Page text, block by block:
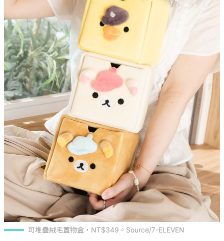
可堆疊絨毛置物盒，NT$349。Source/7-ELEVEN